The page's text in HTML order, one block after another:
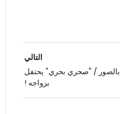
التالي
بالصور / "صحري بحري" يحتفل
بزواجه !